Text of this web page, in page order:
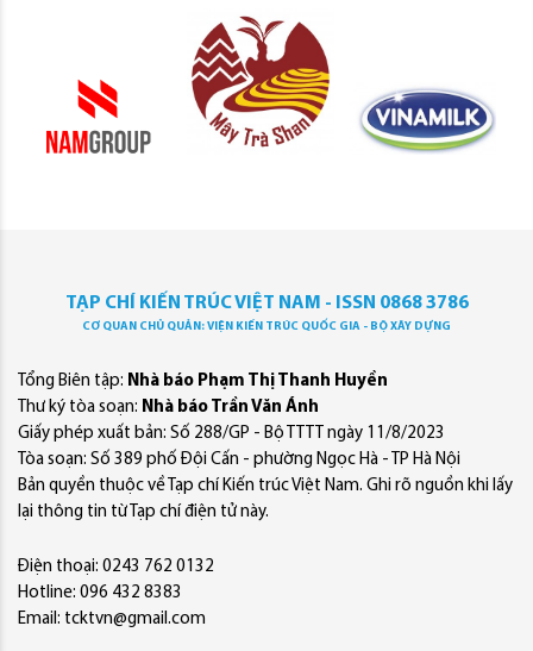
TẠP CHÍ KIẾN TRÚC VIỆT NAM - ISSN 0868 3786
CƠ QUAN CHỦ QUẢN: VIỆN KIẾN TRÚC QUỐC GIA - BỘ XÂY DỰNG
Tổng Biên tập: Nhà báo Phạm Thị Thanh Huyền
Thư ký tòa soạn: Nhà báo Trần Văn Ánh
Giấy phép xuất bản: Số 288/GP - Bộ TTTT ngày 11/8/2023
Tòa soạn: Số 389 phố Đội Cấn - phường Ngọc Hà - TP Hà Nội
Bản quyền thuộc về Tạp chí Kiến trúc Việt Nam. Ghi rõ nguồn khi lấy
lại thông tin từ Tạp chí điện tử này.
Điện thoại: 0243 762 0132
Hotline: 096 432 8383
Email: tcktvn@gmail.com